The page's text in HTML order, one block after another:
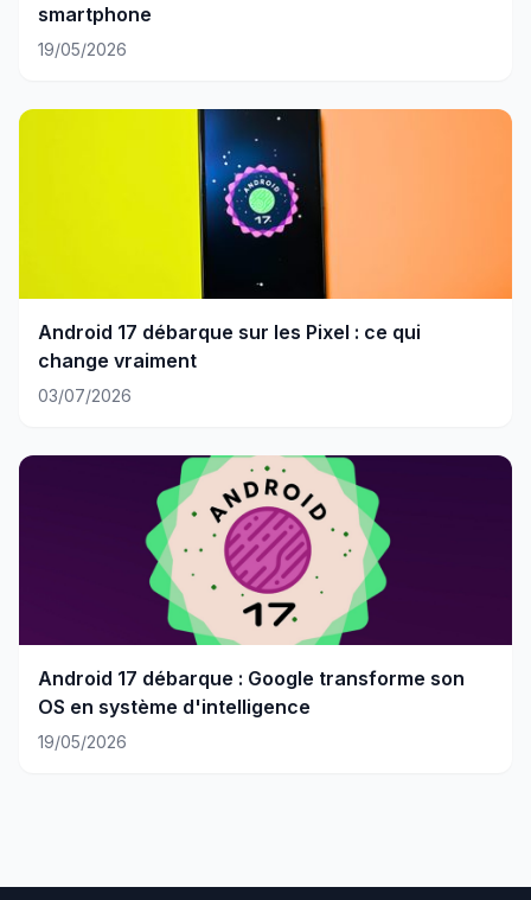
smartphone
19/05/2026
Android 17 débarque sur les Pixel : ce qui
change vraiment
03/07/2026
Android 17 débarque : Google transforme son
OS en système d'intelligence
19/05/2026